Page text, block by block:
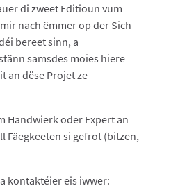
di zweet Editioun vum
nach ëmmer op der Sich
bereet sinn, a
samsdes moies hiere
an dëse Projet ze
Handwierk oder Expert an
Fäegkeeten si gefrot (bitzen,
kontaktéier eis iwwer: